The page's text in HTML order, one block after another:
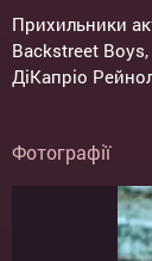
Прихильники
Backstreet Boys,
ДіКапріо
Фотографії